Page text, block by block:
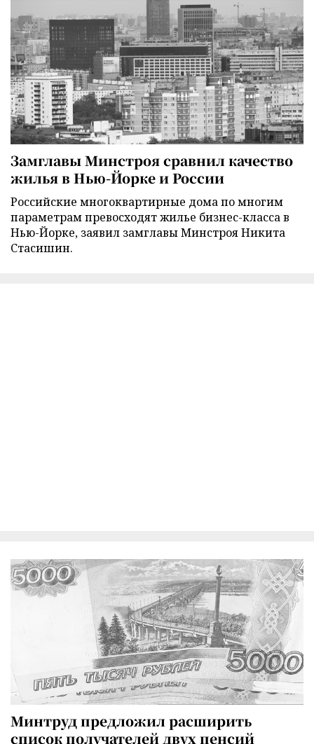
Замглавы Минстроя сравнил качество
жилья в Нью-Йорке и России
Российские многоквартирные дома по многим
параметрам превосходят жилье бизнес-класса в
Нью-Йорке, заявил замглавы Минстроя Никита
Стасишин.
Минтруд предложил расширить
список получателей двух пенсий